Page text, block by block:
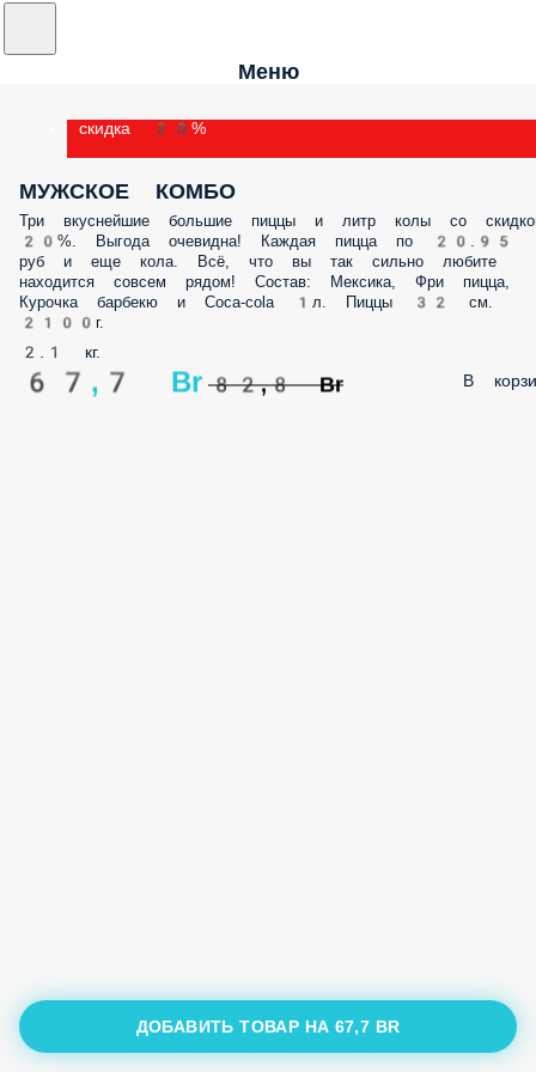
Меню
скидка 20%
МУЖСКОЕ КОМБО
Три вкуснейшие большие пиццы и литр колы со
20%. Выгода очевидна! Каждая пицца по 20.95
руб и еще кола. Всё, что вы так сильно любите
находится совсем рядом! Состав: Мексика, Фри пицца,
Курочка барбекю и Coca-cola 1л. Пиццы 32 см.
2100г.
2.1 кг.
67,7 Br 82,8 Br В
ДОБАВИТЬ ТОВАР НА 67,7 BR